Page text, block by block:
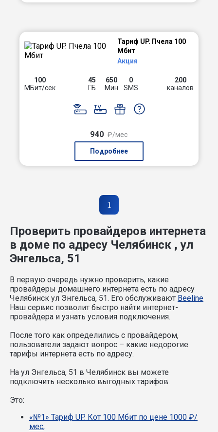
Тариф UP. Пчела 100
Мбит
Акция
100
МБит/сек
45
ГБ
650
Мин
0
SMS
200
каналов
940 ₽/мес
Подробнее
1
Проверить провайдеров интернета
в доме по адресу Челябинск , ул
Энгельса, 51
В первую очередь нужно проверить, какие
провайдеры домашнего интернета есть по адресу
Челябинск ул Энгельса, 51. Его обслуживают Beeline
Наш сервис позволит быстро найти интернет-
провайдера и узнать условия подключения.
После того как определились с провайдером,
пользователи задают вопрос – какие недорогие
тарифы интернета есть по адресу.
На ул Энгельса, 51 в Челябинск вы можете
подключить несколько выгодных тарифов.
Это:
«№1» Тариф UP. Кот 100 Мбит по цене 1000 ₽/
мес;